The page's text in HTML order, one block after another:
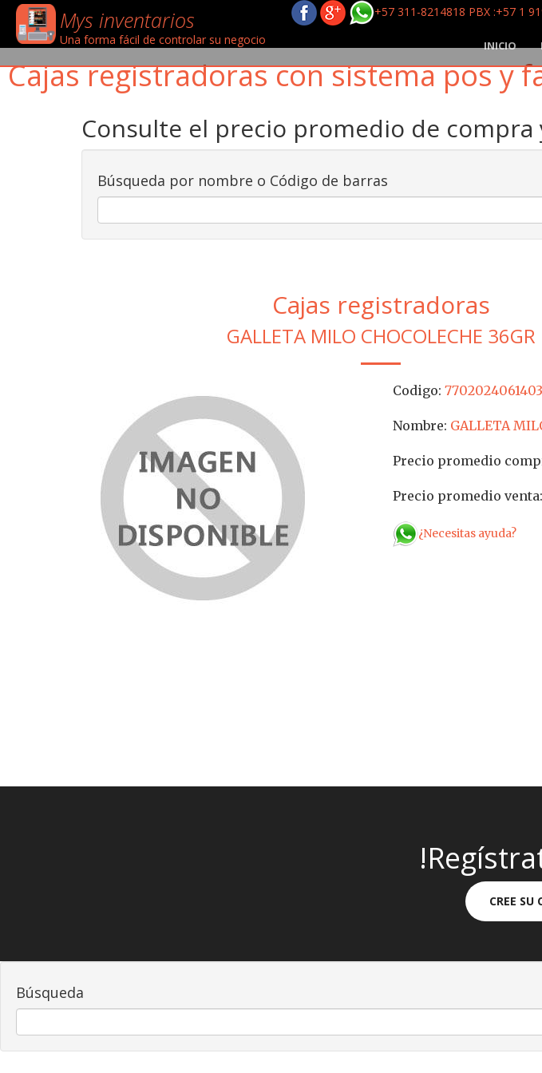
Mys inventarios
Una forma fácil de controlar su negocio
+57 311-8214818 PBX :+57 1
INICIO
Cajas registradoras con sistema pos y
Consulte el precio promedio de
Búsqueda por nombre o Código de barras
Cajas registradoras
GALLETA MILO CHOCOLECHE 36GR
Codigo: 7702024061403
Nombre: GALLETA
Precio promedio
Precio promedio venta:
¿Necesitas ayuda?
CREE SU
Búsqueda